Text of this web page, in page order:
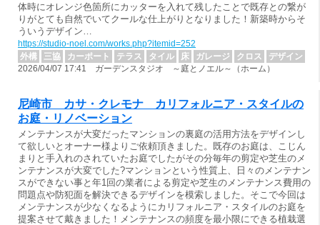
体時にオレンジ色箇所にカッターを入れて残したことで既存との繋が
りがとても自然でいてクールな仕上がりとなりました！新築時からそ
ういうデザイン…
https://studio-noel.com/works.php?itemid=252
外構
三協 カーポート テラス タイル 床 ガレージ クロス
デザイン
2026/04/07 17:41 ガーデンスタジオ ～庭とノエル～（ホーム）
尼崎市 カサ・クレモナ カリフォルニア・スタイルの
お庭・リノベーション
メンテナンスが大変だったマンションの裏庭の活用方法をデザインし
て欲しいとオーナー様よりご依頼頂きました。既存のお庭は、こじん
まりと手入れのされていたお庭でしたがその分毎年の剪定や芝生のメ
ンテナンスが大変でした?マンションという性質上、日々のメンテナン
スができない事と年1回の業者による剪定や芝生のメンテナンス費用の
問題点や防犯面を解決できるデザインを模索しました。そこで今回は
メンテナンスが少なくなるようにカリフォルニア・スタイルのお庭を
提案させて戴きました！メンテナンスの頻度を最小限にできる植栽選